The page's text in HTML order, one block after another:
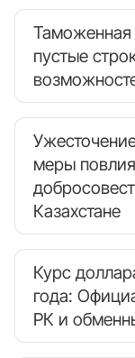
Таможенная
пустые
меры
Казахстане
Курс
года:
РК и